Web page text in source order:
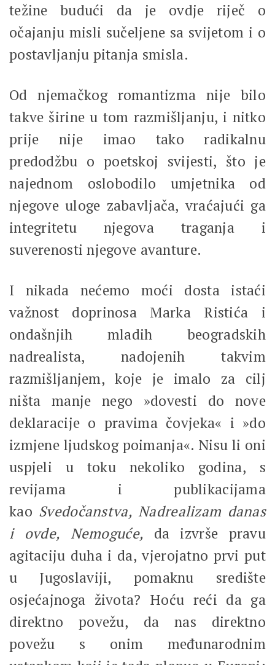
težine budući da je ovdje riječ o
očajanju misli sučeljene sa svijetom i o
postavljanju pitanja smisla.
Od njemačkog romantizma nije bilo
takve širine u tom razmišljanju, i nitko
prije nije imao tako radikalnu
predodžbu o poetskoj svijesti, što je
najednom oslobodilo umjetnika od
njegove uloge zabavljača, vraćajući ga
integritetu njegova traganja i
suverenosti njegove avanture.
I nikada nećemo moći dosta istaći
važnost doprinosa Marka Ristića i
ondašnjih mladih beogradskih
nadrealista, nadojenih takvim
razmišljanjem, koje je imalo za cilj
ništa manje nego »dovesti do nove
deklaracije o pravima čovjeka« i »do
izmjene ljudskog poimanja«. Nisu li oni
uspjeli u toku nekoliko godina, s
revijama i publikacijama
kao Svedočanstva, Nadrealizam danas
i ovde, Nemoguće, da izvrše pravu
agitaciju duha i da, vjerojatno prvi put
u Jugoslaviji, pomaknu središte
osjećajnoga života? Hoću reći da ga
direktno povežu, da nas direktno
povežu s onim međunarodnim